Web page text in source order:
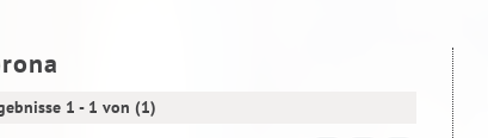
1 - 1 von (1)